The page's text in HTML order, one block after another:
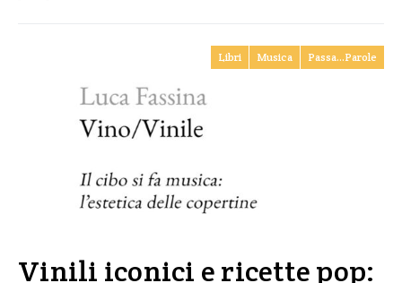
Libri Musica Passa...Parole
Vinili iconici e ricette pop: